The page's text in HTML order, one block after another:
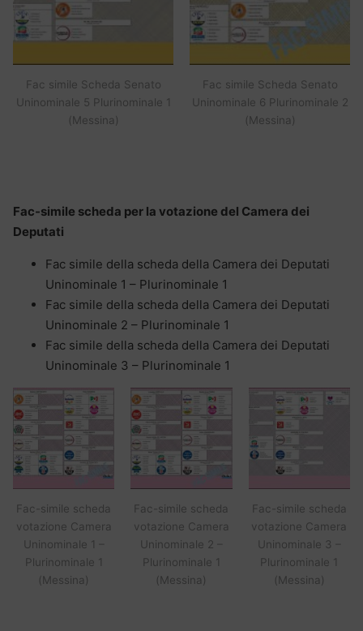
Fac simile Scheda Senato
Uninominale 5 Plurinominale 1
(Messina)
Fac simile Scheda Senato
Uninominale 6 Plurinominale 2
(Messina)
Fac-simile scheda per la votazione del Camera dei
Deputati
Fac simile della scheda della Camera dei Deputati
Uninominale 1 – Plurinominale 1
Fac simile della scheda della Camera dei Deputati
Uninominale 2 – Plurinominale 1
Fac simile della scheda della Camera dei Deputati
Uninominale 3 – Plurinominale 1
Fac-simile scheda
votazione Camera
Uninominale 1 –
Plurinominale 1
(Messina)
Fac-simile scheda
votazione Camera
Uninominale 2 –
Plurinominale 1
(Messina)
Fac-simile scheda
votazione Camera
Uninominale 3 –
Plurinominale 1
(Messina)